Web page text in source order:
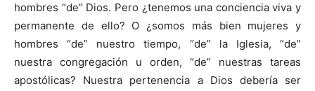
hombres “de” Dios. Pero ¿tenemos una conciencia viva y
permanente de ello? O ¿somos más bien mujeres y
hombres “de” nuestro tiempo, “de” la Iglesia, “de”
nuestra congregación u orden, “de” nuestras tareas
apostólicas? Nuestra pertenencia a Dios debería ser